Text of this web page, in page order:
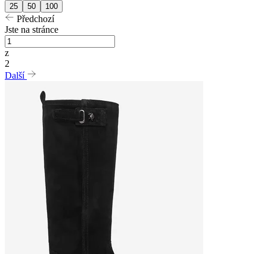
25 50 100
Předchozí
Jste na stránce
z
2
Další